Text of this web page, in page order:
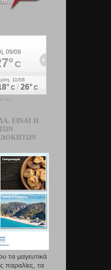
ΕΊΝΑΙ Η
τα µαγευτικά
παραλίες, τα